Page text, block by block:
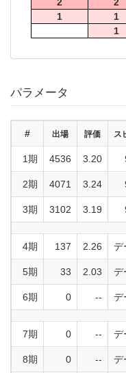
1
1
1
パラメータ
# 出場 評価 ス
1期 4536 3.20
2期 4071 3.24
3期 3102 3.19
4期 137 2.26 デ
5期 33 2.03 デ
6期 0 -- デ
7期 0 -- デ
8期 0 -- デ